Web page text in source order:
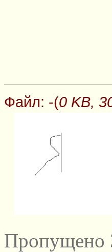
Файл: -(0 KB,
Пропущено